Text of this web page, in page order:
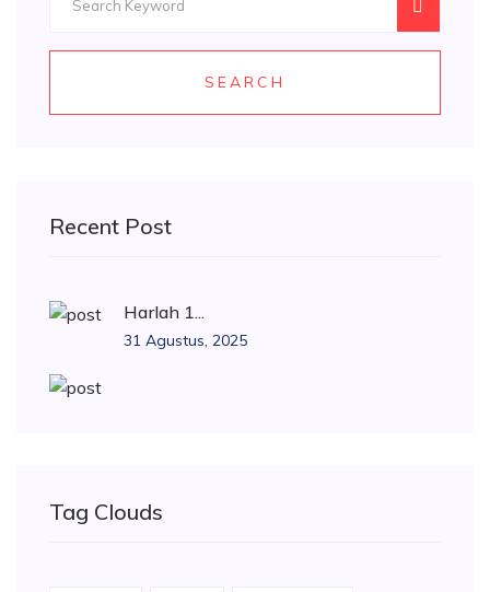
SEARCH
Recent Post
Harlah 1...
31 Agustus, 2025
Tag Clouds